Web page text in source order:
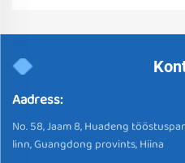
Aadress:
No. 58, Jaam 8, Huadeng
linn, Guangdong provints, Hiina